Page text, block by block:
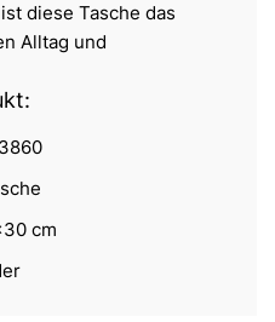
diese Tasche das
Alltag und
cm